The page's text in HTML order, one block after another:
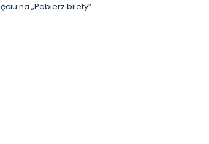
na „Pobierz bilety”